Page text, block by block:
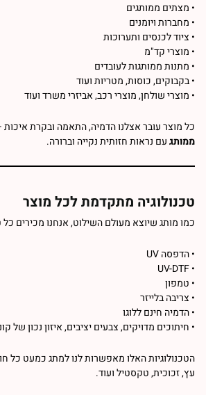
מצתיםממותגים
• מחברות ויומנים
• ציוד לכנסים ותערוכות
• מוצריקד"מ
• מתנות ממותגות לעובדים
• בקבוקים, כוסות,מטריות ועוד
• מוצרי שולחן,מוצרי רכב, אביזרי משרד ועוד
כל מוצר עובר אצלנו הדמיה, התאמה ובקרת
ממותגעם נראות חזותית נקייה וברורה.
טכנולוגיה מתקדמת לכל מוצר
כמו מותג שיוצא מעולם השילוט, אנחנו מכירים
• הדפסה UV
• טמפון
• צריבה בלייזר
• הדמיה חינם ללוגו
• חיתוכים מדויקים, צבעים יציבים, איזון נכון של
הטכנולוגיות האלו מאפשרות לנו למתג כמעט כל
עץ, זכוכית, טקסטיל ועוד.